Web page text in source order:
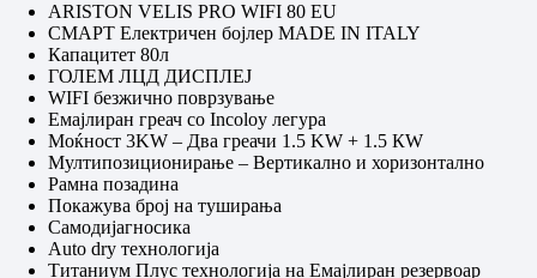
ARISTON VELIS PRO WIFI 80 EU
СМАРТ Eлектричен бојлер MADE IN ITALY
Капацитет 80л
ГОЛЕМ ЛЦД ДИСПЛЕЈ
WIFI безжично поврзување
Емајлиран греач со Incoloy легура
Моќност 3KW – Два греачи 1.5 KW + 1.5 КW
Мултипозиционирање – Вертикално и хоризонтално
Рамна позадина
Покажува број на туширања
Самодијагносика
Auto dry технологија
Титаниум Плус технологија на Емајлиран резервоар